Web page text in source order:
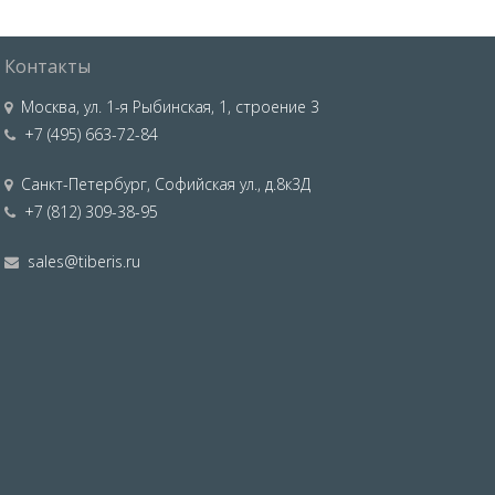
Контакты
Москва,ул. 1-я Рыбинская, 1, строение 3
+7 (495) 663-72-84
Санкт-Петербург, Софийская ул., д.8к3Д
+7 (812) 309-38-95
sales@tiberis.ru